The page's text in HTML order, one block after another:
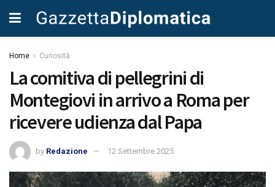
Home Curiosità
La comitiva di pellegrini di
Montegiovi in arrivo a Roma per
ricevere udienza dal Papa
by Redazione 12 Settembre 2025